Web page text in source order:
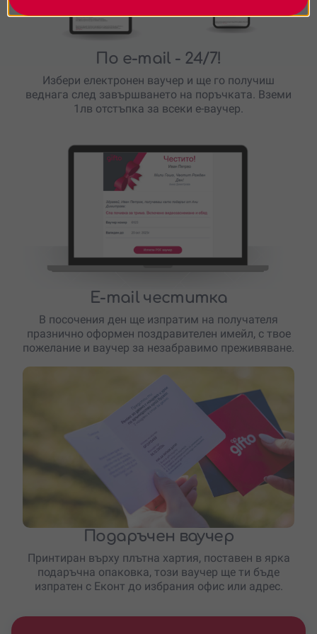
По e-mail - 24/7!
Избери електронен ваучер и ще го получиш
веднага след завършването на поръчката. Вземи
1лв отстъпка за всеки е-ваучер.
E-mail честитка
В посочения ден ще изпратим на получателя
празнично оформен поздравителен имейл, с твое
пожелание и ваучер за незабравимо преживяване.
Подаръчен ваучер
Принтиран върху плътна хартия, поставен в ярка
подаръчна опаковка, този ваучер ще ти бъде
изпратен с Еконт до избрания офис или адрес.